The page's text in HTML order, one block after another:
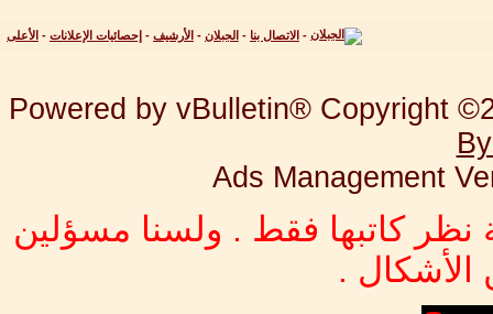
- الاتصال بنا - الجبلان - الأرشيف - إحصائيات الإعلانات - الأعلى
Powered by vBulletin® Copyright
Ads Management
نظر كاتبها فقط . ولسنا مسؤلين
.